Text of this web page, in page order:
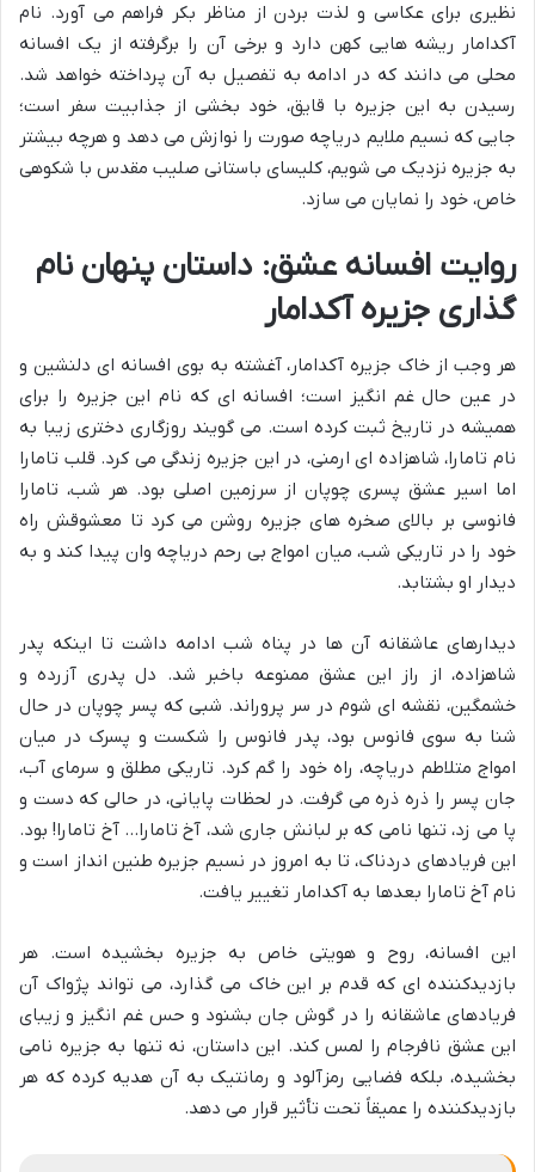
نظیری برای عکاسی و لذت بردن از مناظر بکر فراهم می آورد. نام
آکدامار ریشه هایی کهن دارد و برخی آن را برگرفته از یک افسانه
محلی می دانند که در ادامه به تفصیل به آن پرداخته خواهد شد.
رسیدن به این جزیره با قایق، خود بخشی از جذابیت سفر است؛
جایی که نسیم ملایم دریاچه صورت را نوازش می دهد و هرچه بیشتر
به جزیره نزدیک می شویم، کلیسای باستانی صلیب مقدس با شکوهی
خاص، خود را نمایان می سازد.
روایت افسانه عشق: داستان پنهان نام
گذاری جزیره آکدامار
هر وجب از خاک جزیره آکدامار، آغشته به بوی افسانه ای دلنشین و
در عین حال غم انگیز است؛ افسانه ای که نام این جزیره را برای
همیشه در تاریخ ثبت کرده است. می گویند روزگاری دختری زیبا به
نام تامارا، شاهزاده ای ارمنی، در این جزیره زندگی می کرد. قلب تامارا
اما اسیر عشق پسری چوپان از سرزمین اصلی بود. هر شب، تامارا
فانوسی بر بالای صخره های جزیره روشن می کرد تا معشوقش راه
خود را در تاریکی شب، میان امواج بی رحم دریاچه وان پیدا کند و به
دیدار او بشتابد.
دیدارهای عاشقانه آن ها در پناه شب ادامه داشت تا اینکه پدر
شاهزاده، از راز این عشق ممنوعه باخبر شد. دل پدری آزرده و
خشمگین، نقشه ای شوم در سر پروراند. شبی که پسر چوپان در حال
شنا به سوی فانوس بود، پدر فانوس را شکست و پسرک در میان
امواج متلاطم دریاچه، راه خود را گم کرد. تاریکی مطلق و سرمای آب،
جان پسر را ذره ذره می گرفت. در لحظات پایانی، در حالی که دست و
پا می زد، تنها نامی که بر لبانش جاری شد، آخ تامارا… آخ تامارا! بود.
این فریادهای دردناک، تا به امروز در نسیم جزیره طنین انداز است و
نام آخ تامارا بعدها به آکدامار تغییر یافت.
این افسانه، روح و هویتی خاص به جزیره بخشیده است. هر
بازدیدکننده ای که قدم بر این خاک می گذارد، می تواند پژواک آن
فریادهای عاشقانه را در گوش جان بشنود و حس غم انگیز و زیبای
این عشق نافرجام را لمس کند. این داستان، نه تنها به جزیره نامی
بخشیده، بلکه فضایی رمزآلود و رمانتیک به آن هدیه کرده که هر
بازدیدکننده را عمیقاً تحت تأثیر قرار می دهد.